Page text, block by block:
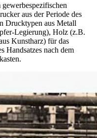
aus der Periode des
Drucktypen aus Metall
Legierung), Holz (z.B.
Kunstharz) für das
Handsatzes nach dem